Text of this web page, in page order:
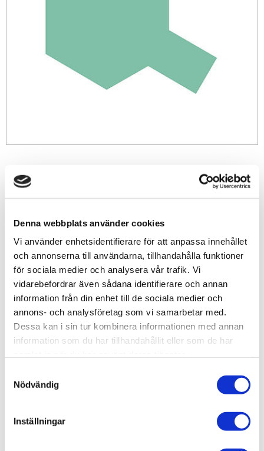
Denna webbplats använder cookies
Vi använder enhetsidentifierare för att anpassa innehållet
och annonserna till användarna, tillhandahålla funktioner
för sociala medier och analysera vår trafik. Vi
vidarebefordrar även sådana identifierare och annan
information från din enhet till de sociala medier och
annons- och analysföretag som vi samarbetar med.
Dessa kan i sin tur kombinera informationen med annan
information som du har tillhandahållit eller som de har
Nödvändig
Inställningar
109
Lägg till i favoriter
Lagerstatus
Artikelnr
TA85060
Leveranstid
skickas från oss inom 3-5 vardagar
Allmänt
• Färgen är en syntetisk lack som torkar på kort tid.
• Tamiya sprayfärger fungerar utmärkt som
efterföljande lager av akryl- eller emaljfärg. Det gör det
enkelt att lägga till detaljer efteråt.